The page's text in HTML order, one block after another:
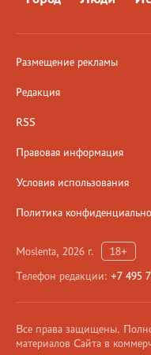
Размещение рекламы
Редакция
RSS
Правовая информация
Условия использования
Политика
Moslenta, 2026 г.
18+
Телефон редакции: +7 495
Все права защищены.
материалов Сайта в